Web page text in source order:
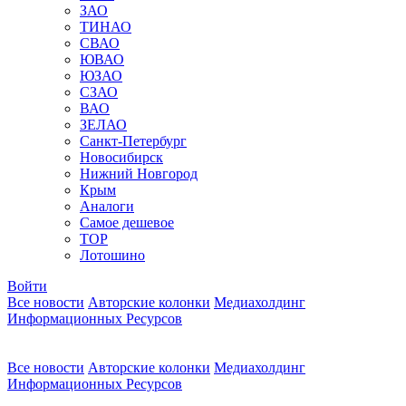
ЗАО
ТИНАО
СВАО
ЮВАО
ЮЗАО
СЗАО
ВАО
ЗЕЛАО
Санкт-Петербург
Новосибирск
Нижний Новгород
Крым
Аналоги
Самое дешевое
TOP
Лотошино
Войти
Все новости Авторские колонки Медиахолдинг
Информационных Ресурсов
Все новости Авторские колонки Медиахолдинг
Информационных Ресурсов